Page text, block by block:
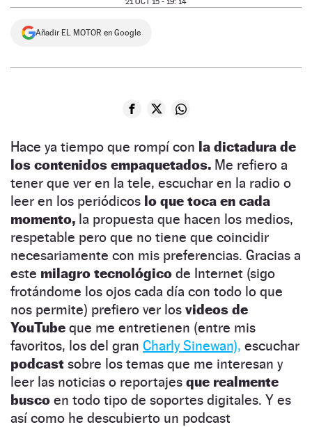
Añadir EL MOTOR en Google
Hace ya tiempo que rompí con la dictadura de
los contenidos empaquetados. Me refiero a
tener que ver en la tele, escuchar en la radio o
leer en los periódicos lo que toca en cada
momento, la propuesta que hacen los medios,
respetable pero que no tiene que coincidir
necesariamente con mis preferencias. Gracias a
este milagro tecnológico de Internet (sigo
frotándome los ojos cada día con todo lo que
nos permite) prefiero ver los videos de
YouTube que me entretienen (entre mis
favoritos, los del gran Charly Sinewan), escuchar
podcast sobre los temas que me interesan y
leer las noticias o reportajes que realmente
busco en todo tipo de soportes digitales. Y es
así como he descubierto un podcast